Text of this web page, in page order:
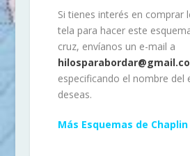
Si tienes interés en comprar
tela para hacer este
cruz, envíanos un e-mail a
especificando el nombre del
deseas.
Más Esquemas de Chaplin